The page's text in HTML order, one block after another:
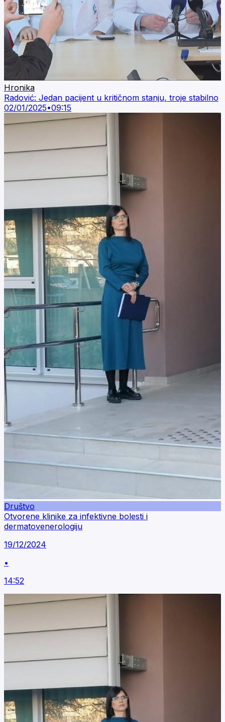
Hronika
Radović: Jedan pacijent u kritičnom stanju, troje stabilno
02/01/2025•09:15
Društvo
Otvorene klinike za infektivne bolesti i
dermatovenerologiju
19/12/2024
•
14:52